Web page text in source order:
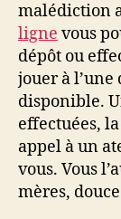
malédiction
ligne vous
dépôt ou
jouer à l’une
disponible.
effectuées,
appel à un
vous. Vous
mères,